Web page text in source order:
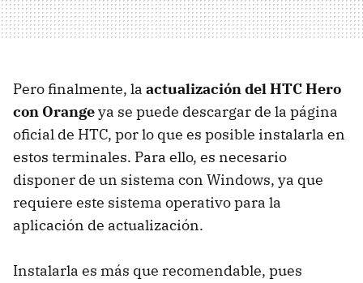
Pero finalmente, la actualización delHTCHero
con Orangeya se puede descargar de la página
oficial de HTC, por lo que es posible instalarla en
estos terminales. Para ello, es necesario
disponer de un sistema con Windows, ya que
requiere este sistema operativo para la
aplicación de actualización.
Instalarla es más que recomendable, pues